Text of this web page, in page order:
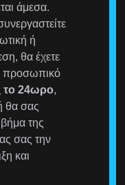
άμεσα.
ή
θα έχετε
προσωπικό
το 24ωρο,
θα σας
της
σας την
και